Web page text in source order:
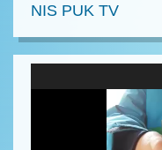
NIS PUK TV
Player